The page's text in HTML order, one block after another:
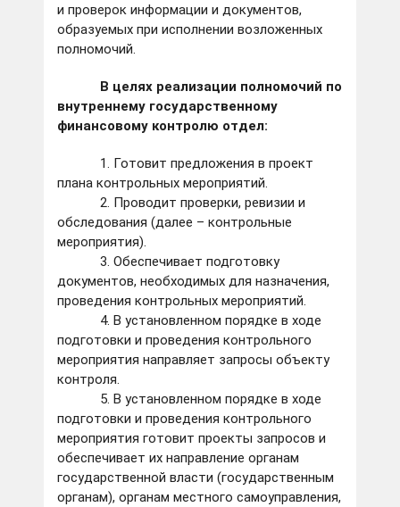
и проверок информации и документов,
образуемых при исполнении возложенных
полномочий.
В целях реализации полномочий по
внутреннему государственному
финансовому контролю отдел:
1. Готовит предложения в проект
плана контрольных мероприятий.
2. Проводит проверки, ревизии и
обследования (далее – контрольные
мероприятия).
3. Обеспечивает подготовку
документов, необходимых для назначения,
проведения контрольных мероприятий.
4. В установленном порядке в ходе
подготовки и проведения контрольного
мероприятия направляет запросы объекту
контроля.
5. В установленном порядке в ходе
подготовки и проведения контрольного
мероприятия готовит проекты запросов и
обеспечивает их направление органам
государственной власти (государственным
органам), органам местного самоуправления,